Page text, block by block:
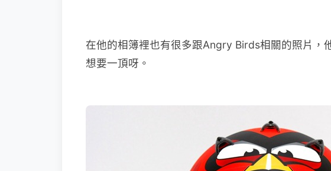
在他的相簿裡也有很多跟Angry Birds相關的照片，
想要一頂呀。